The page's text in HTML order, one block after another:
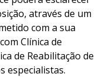
através de um
com a sua
Clínica de
de Reabilitação de
especialistas.